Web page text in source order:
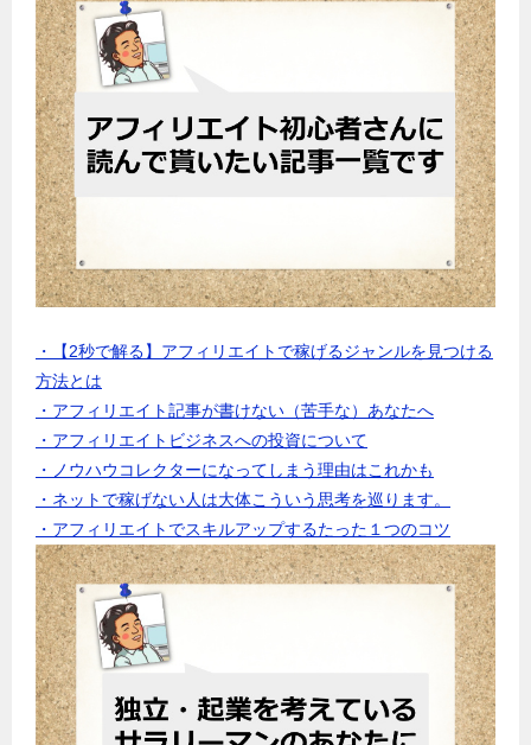
・【2秒で解る】アフィリエイトで稼げるジャンルを見つける
方法とは
・アフィリエイト記事が書けない（苦手な）あなたへ
・アフィリエイトビジネスへの投資について
・ノウハウコレクターになってしまう理由はこれかも
・ネットで稼げない人は大体こういう思考を巡ります。
・アフィリエイトでスキルアップするたった１つのコツ